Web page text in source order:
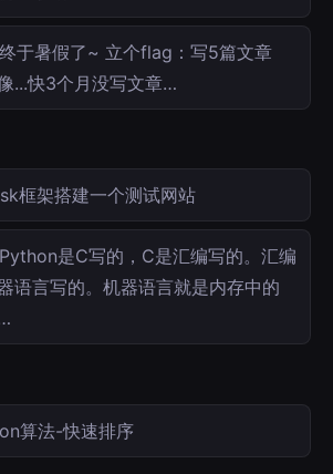
终于暑假了~ 立个flag：写5篇文章
像...快3个月没写文章…
框架搭建一个测试网站
Python是C写的，C是汇编写的。汇编
语言写的。机器语言就是内存中的
算法-快速排序